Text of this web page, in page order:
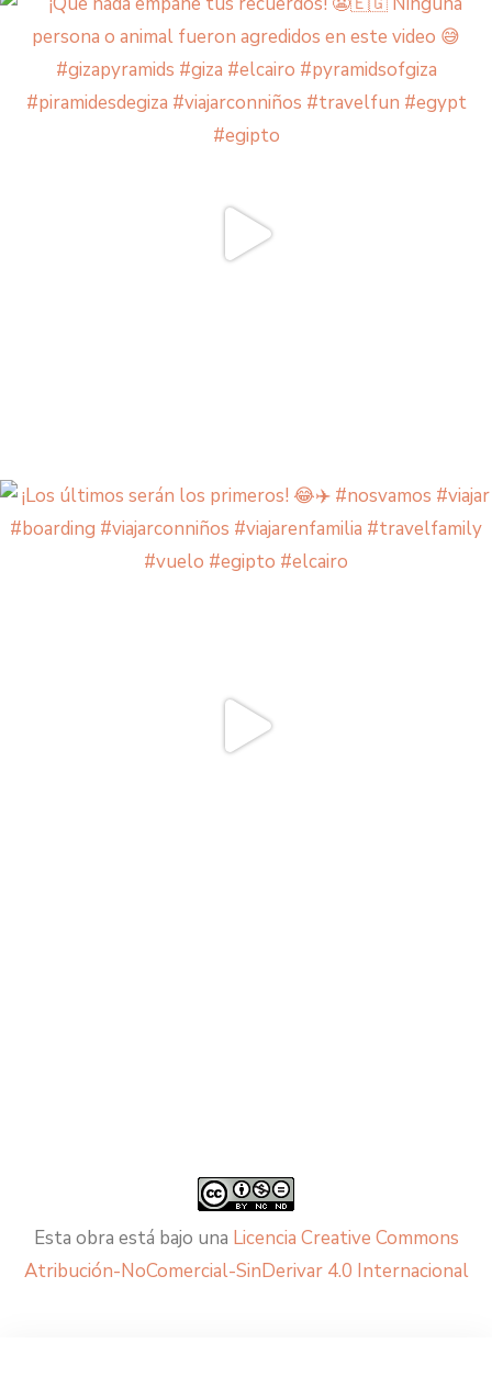
Esta obra está bajo una Licencia Creative Commons
Atribución-NoComercial-SinDerivar 4.0 Internacional